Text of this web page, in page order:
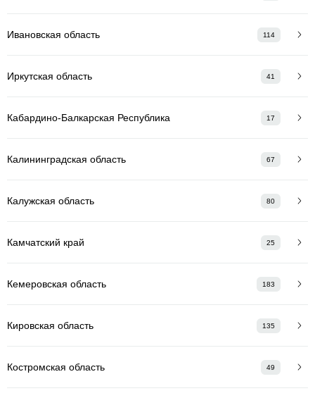
Ивановская область 114
Иркутская область 41
Кабардино-Балкарская Республика 17
Калининградская область 67
Калужская область 80
Камчатский край 25
Кемеровская область 183
Кировская область 135
Костромская область 49